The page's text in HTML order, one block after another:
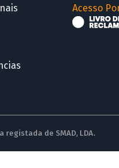
Acesso
de SMAD, LDA.